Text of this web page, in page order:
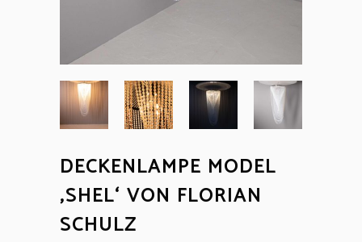
DECKENLAMPE MODEL
‚SHEL‘ VON FLORIAN
SCHULZ